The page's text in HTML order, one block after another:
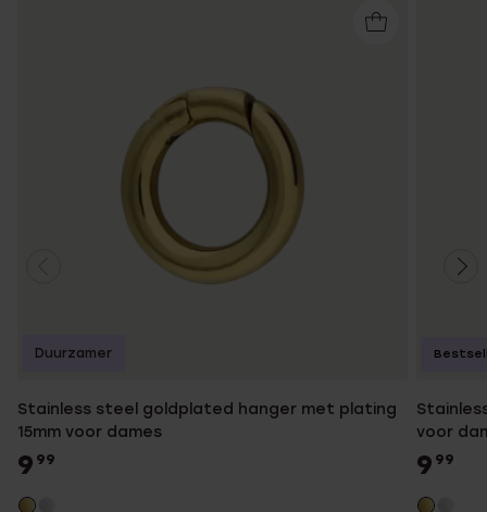
Stainless steel goldplated hanger met plating
15mm voor dames
9 99
Duurzamer
voor
9 99